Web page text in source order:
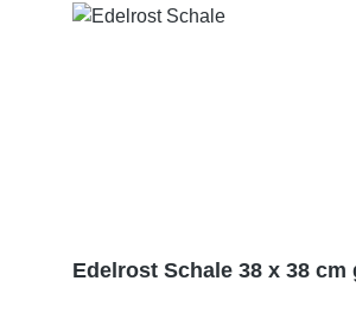
Edelrost Schale 38 x 38 cm